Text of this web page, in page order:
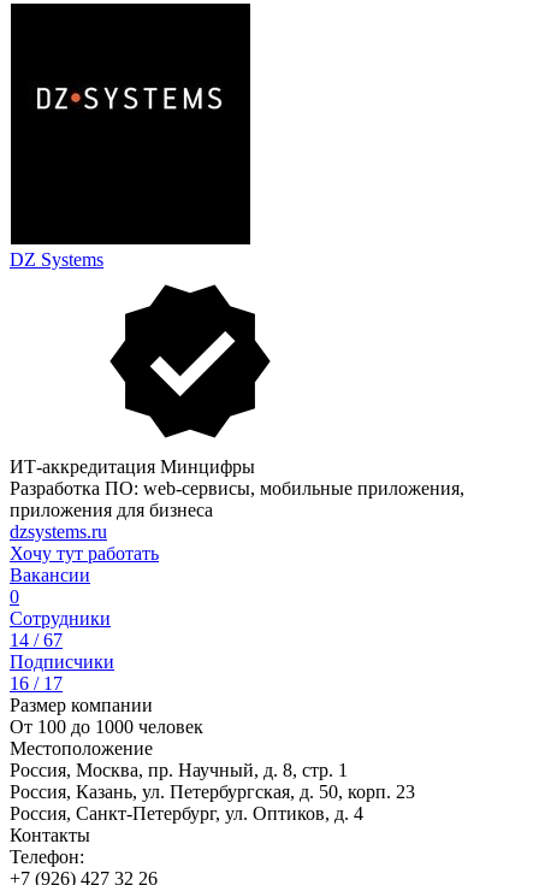
DZ Systems
ИТ-аккредитация Минцифры
Разработка ПО: web-сервисы, мобильные приложения,
приложения для бизнеса
dzsystems.ru
Хочу тут работать
Вакансии
0
Сотрудники
14 / 67
Подписчики
16 / 17
Размер компании
От 100 до 1000 человек
Местоположение
Россия, Москва, пр. Научный, д. 8, стр. 1
Россия, Казань, ул. Петербургская, д. 50, корп. 23
Россия, Санкт-Петербург, ул. Оптиков, д. 4
Контакты
Телефон:
+7 (926) 427 32 26